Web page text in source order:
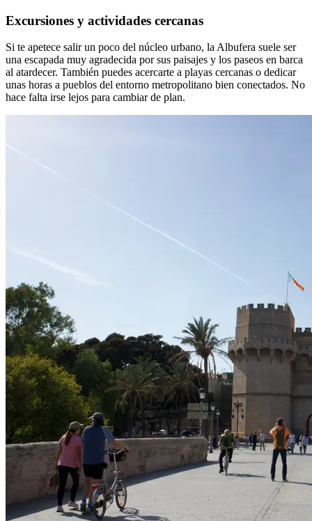
Excursiones y actividades cercanas
Si te apetece salir un poco del núcleo urbano, la Albufera suele ser
una escapada muy agradecida por sus paisajes y los paseos en barca
al atardecer. También puedes acercarte a playas cercanas o dedicar
unas horas a pueblos del entorno metropolitano bien conectados. No
hace falta irse lejos para cambiar de plan.